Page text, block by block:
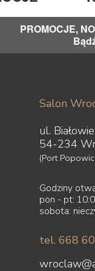
na niewielkie
oraz
Źle
osobny
phono oraz
dobra wkładka
PROMOCJE,
Salon
ul.
54-234
(Port
Godziny
pon - pt:
sobota:
tel. 668